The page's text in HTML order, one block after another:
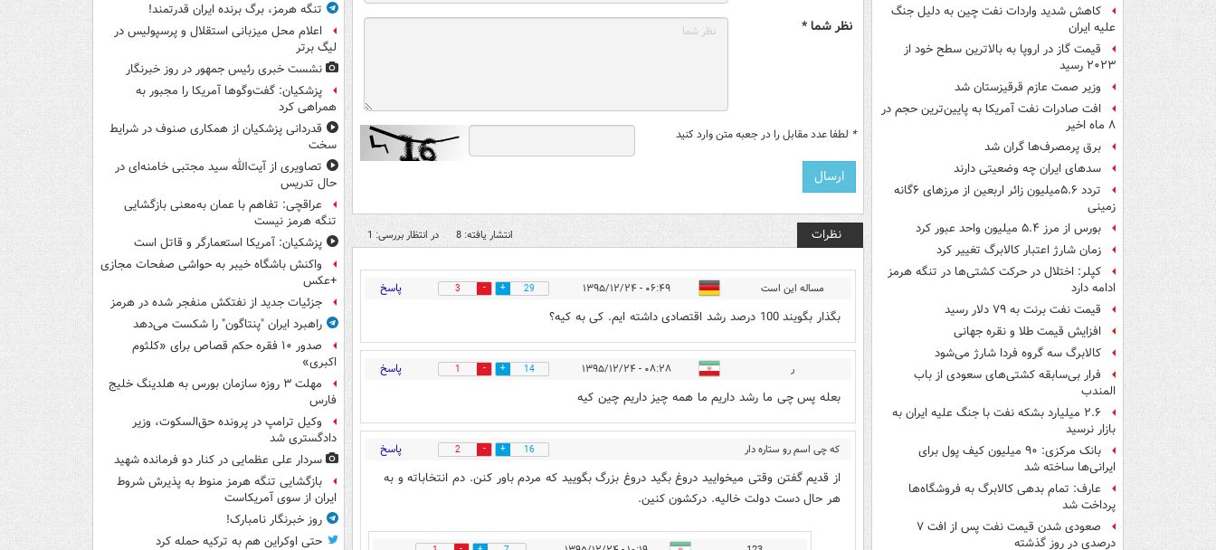
کاهش شدید واردات نفت چین به دلیل جنگ
علیه ایران
قیمت گاز در اروپا به بالاترین سطح خود از
۲۰۲۳ رسید
وزیر صمت عازم قرقیزستان شد
افت صادرات نفت آمریکا به پایین‌ترین حجم در
۸ ماه اخیر
برق پرمصرف‌ها گران شد
سدهای ایران چه وضعیتی دارند
تردد ۵.۶میلیون زائر اربعین از مرزهای ۶گانه
زمینی
بورس از مرز ۵.۴ میلیون واحد عبور کرد
زمان شارژ اعتبار کالابرگ تغییر کرد
کپلر: اختلال در حرکت کشتی‌ها در تنگه هرمز
ادامه دارد
قیمت نفت برنت به ۷۹ دلار رسید
افزایش قیمت طلا و نقره جهانی
کالابرگ سه گروه فردا شارژ می‌شود
فرار بی‌سابقه کشتی‌های سعودی از باب
المندب
۲.۶ میلیارد بشکه نفت با جنگ علیه ایران به
بازار نرسید
بانک مرکزی: ۹۰ میلیون کیف پول برای
ایرانی‌ها ساخته شد
عارف: تمام بدهی کالابرگ به فروشگاه‌ها
پرداخت شد
صعودی شدن قیمت نفت پس از افت ۷
درصدی در روز گذشته
نظر شما *
* لطفا عدد مقابل را در جعبه متن وارد کنید
نظرات انتشار یافته: 8 در انتظار بررسی: 1
مساله این است ۰۶:۴۹ - ۱۳۹۵/۱۲/۲۴ 29
3 پاسخ
بگذار بگویند 100 درصد رشد اقتصادی داشته ایم. کی به کیه؟
ر ۰۸:۲۸ - ۱۳۹۵/۱۲/۲۴ 14
1 پاسخ
بعله پس چی ما رشد داریم ما همه چیز داریم چین کیه
که چی اسم رو ستاره دار
کردین!
۰۹:۰۱ - ۱۳۹۵/۱۲/۲۴
16
2 پاسخ
از قدیم گفتن وقتی میخوایید دروغ بگید دروغ بزرگ بگویید که مردم باور کنن. دم انتخاباته و به
هر حال دست دولت خالیه. درکشون کنین.
تنگه هرمز، برگ برنده ایران قدرتمند!
اعلام محل میزبانی استقلال و پرسپولیس در
لیگ برتر
نشست خبری رئیس جمهور در روز خبرنگار
پزشکیان: گفت‌وگوها آمریکا را مجبور به
همراهی کرد
قدردانی پزشکیان از همکاری صنوف در شرایط
سخت
تصاویری از آیت‌الله سید مجتبی خامنه‌ای در
حال تدریس
عراقچی: تفاهم با عمان به‌معنی بازگشایی
تنگه هرمز نیست
پزشکیان: آمریکا استعمارگر و قاتل است
واکنش باشگاه خیبر به حواشی صفحات مجازی
+عکس
جزئیات جدید از نفتکش منفجر شده در هرمز
راهبرد ایران "پنتاگون" را شکست می‌دهد
صدور ۱۰ فقره حکم قصاص برای «کلثوم
اکبری»
مهلت ۳ روزه سازمان بورس به هلدینگ خلیج
فارس
وکیل ترامپ در پرونده حق‌السکوت، وزیر
دادگستری شد
سردار علی عظمایی در کنار دو فرمانده شهید
بازگشایی تنگه هرمز منوط به پذیرش شروط
ایران از سوی آمریکاست
روز خبرنگار نامبارک!
حتی اوکراین هم به ترکیه حمله کرد